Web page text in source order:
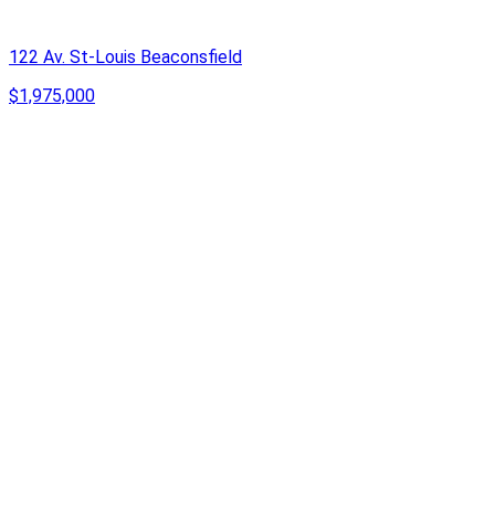
122 Av. St-Louis Beaconsfield
$1,975,000